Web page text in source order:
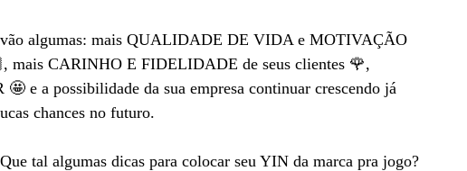
vão algumas: mais QUALIDADE DE VIDA e MOTIVAÇÃO
mais CARINHO E FIDELIDADE de seus clientes 🌹,
e a possibilidade da sua empresa continuar crescendo já
chances no futuro.
tal algumas dicas para colocar seu YIN da marca pra jogo?